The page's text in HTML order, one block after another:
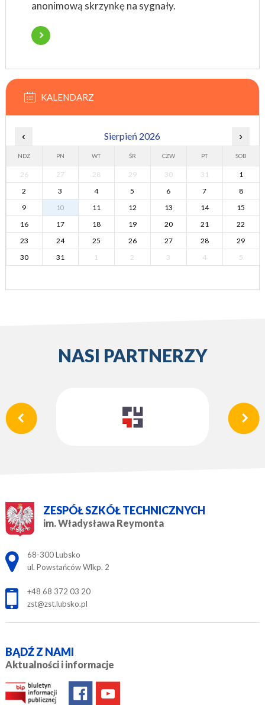
anonimową skrzynkę na sygnały.
KALENDARZ
‹ Sierpień 2026 ›
NDZ PN WT ŚR CZW PT SOB
26 27 28 29 30 31
1
2
3 4 5 6 7
8
9
10 11 12 13 14
15
16
17 18 19 20 21
22
23
24 25 26 27 28
29
30
31 1 2 3 4 5
NASI PARTNERZY
ZESPÓŁ SZKÓŁ TECHNICZNYCH
im. Władysława Reymonta
Adres pocztowy:
68-300 Lubsko
ul. Powstańców Wlkp. 2
+48 68 372 03 20
zst@zst.lubsko.pl
BĄDŹ Z NAMI
Aktualności i informacje